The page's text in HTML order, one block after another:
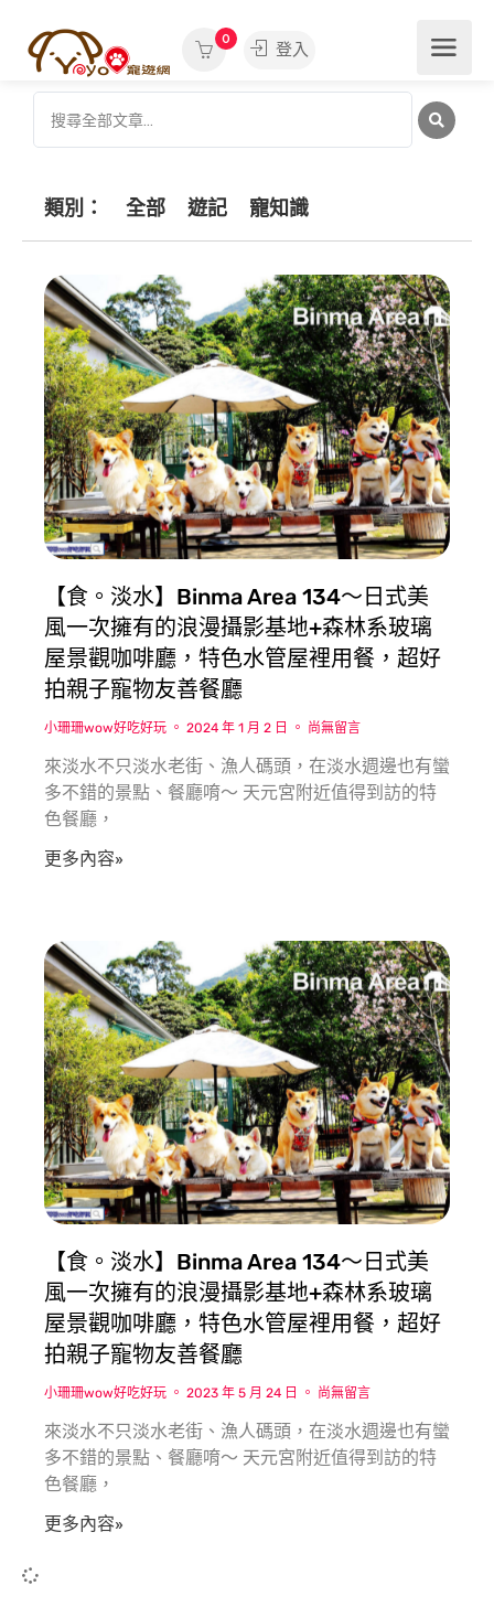
0
登入
類別： 全部 遊記 寵知識
【食。淡水】Binma Area 134〜日式美
風一次擁有的浪漫攝影基地+森林系玻璃
屋景觀咖啡廳，特色水管屋裡用餐，超好
拍親子寵物友善餐廳
小珊珊wow好吃好玩 2024 年 1 月 2 日 尚無留言
來淡水不只淡水老街、漁人碼頭，在淡水週邊也有蠻
多不錯的景點、餐廳唷〜 天元宮附近值得到訪的特
色餐廳，
更多內容»
【食。淡水】Binma Area 134〜日式美
風一次擁有的浪漫攝影基地+森林系玻璃
屋景觀咖啡廳，特色水管屋裡用餐，超好
拍親子寵物友善餐廳
小珊珊wow好吃好玩 2023 年 5 月 24 日 尚無留言
來淡水不只淡水老街、漁人碼頭，在淡水週邊也有蠻
多不錯的景點、餐廳唷〜 天元宮附近值得到訪的特
色餐廳，
更多內容»